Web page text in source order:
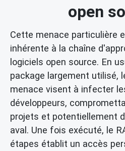
open
Cette menace particulière
inhérente à la chaîne
logiciels open source. En
package largement utilisé,
menace visent à infecter
développeurs,
projets et potentiellement
aval. Une fois exécuté, le
étapes établit un accès